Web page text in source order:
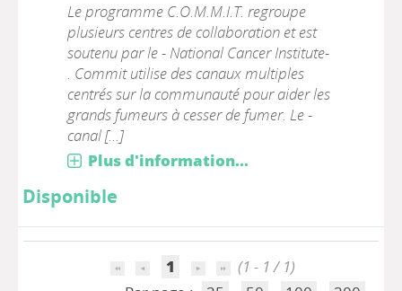
Le programme C.O.M.M.I.T. regroupe
plusieurs centres de collaboration et est
soutenu par le - National Cancer Institute-
. Commit utilise des canaux multiples
centrés sur la communauté pour aider les
grands fumeurs à cesser de fumer. Le -
canal [...]
Plus d'information...
Disponible
1
(1 - 1 / 1)